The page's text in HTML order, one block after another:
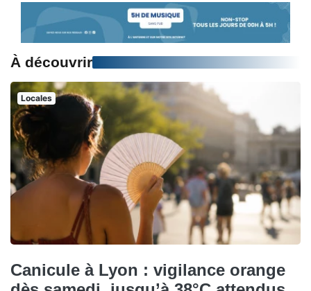
À découvrir
Locales
Canicule à Lyon : vigilance orange